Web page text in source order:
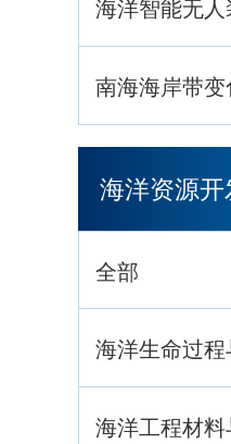
海洋智能无
南海海岸带
海洋资源
全部
海洋生命过
海洋工程材